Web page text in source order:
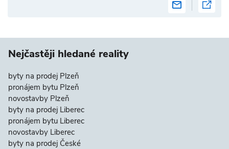
Nejčastěji hledané reality
byty na prodej Plzeň
pronájem bytu Plzeň
novostavby Plzeň
byty na prodej Liberec
pronájem bytu Liberec
novostavby Liberec
byty na prodej České